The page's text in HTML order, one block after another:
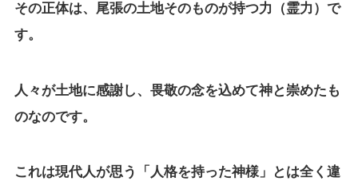
その正体は、尾張の土地そのものが持つ力（霊力）で
す。
人々が土地に感謝し、畏敬の念を込めて神と崇めたも
のなのです。
これは現代人が思う「人格を持った神様」とは全く違